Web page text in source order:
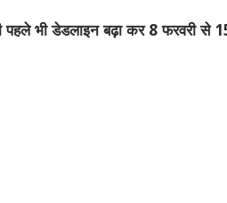
पहले भी डेडलाइन बढ़ा कर8फरवरी से